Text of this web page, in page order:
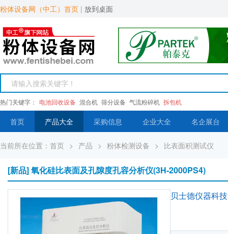
粉体设备网（中工）首页 | 放到桌面
热门关键字： 电池回收设备 混合机 筛分设备 气流粉碎机 拆包机
首页 产品大全 采购信息 企业大全 名企展台
当前所在位置： 首页 > 产品 > 粉体检测设备 > 比表面积测试仪
[新品] 氧化硅比表面及孔隙度孔容分析仪(3H-2000PS4)
贝士德仪器科